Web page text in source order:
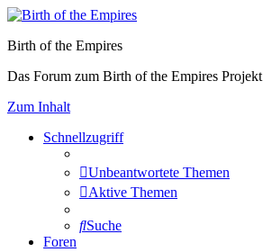
Birth of the Empires
Das Forum zum Birth of the Empires Projekt
Zum Inhalt
Schnellzugriff
Unbeantwortete Themen
Aktive Themen
Suche
Foren